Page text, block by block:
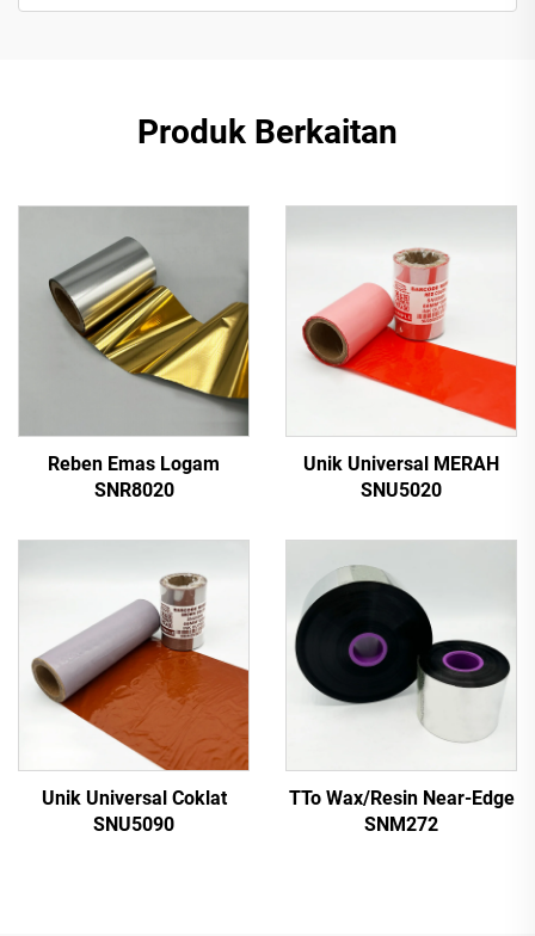
Produk Berkaitan
Reben Emas Logam
SNR8020
Unik Universal MERAH
SNU5020
Unik Universal Coklat
SNU5090
TTo Wax/Resin Near-Edge
SNM272